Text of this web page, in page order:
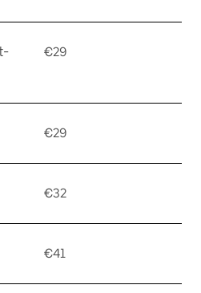
€29
€29
€32
€41